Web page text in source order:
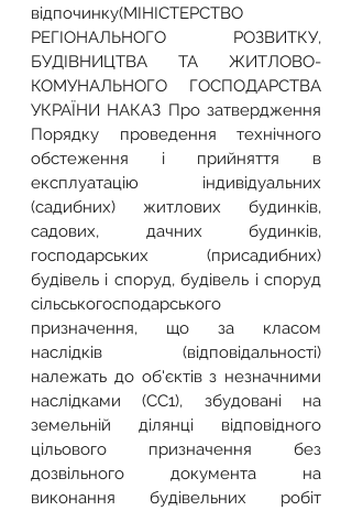
відпочинку(МІНІСТЕРСТВО
РЕГІОНАЛЬНОГО РОЗВИТКУ,
БУДІВНИЦТВА ТА ЖИТЛОВО-
КОМУНАЛЬНОГО ГОСПОДАРСТВА
УКРАЇНИ НАКАЗ Про затвердження
Порядку проведення технічного
обстеження і прийняття в
експлуатацію індивідуальних
(садибних) житлових будинків,
садових, дачних будинків,
господарських (присадибних)
будівель і споруд, будівель і споруд
сільськогосподарського
призначення, що за класом
наслідків (відповідальності)
належать до об'єктів з незначними
наслідками (СС1), збудовані на
земельній ділянці відповідного
цільового призначення без
дозвільного документа на
виконання будівельних робіт